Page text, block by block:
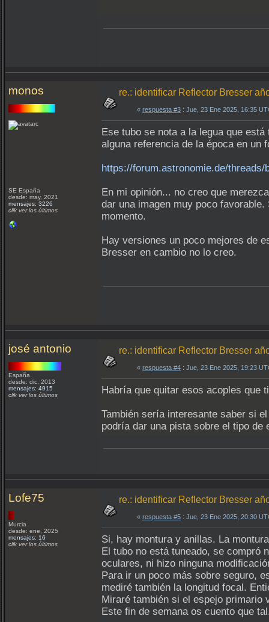
monos
SE España
desde: may, 2021
mensajes: 3226
clik ver los últimos
re.: identificar Reflector Bresser
« respuesta #3 : Jue, 23 Ene 2025, 16:35
Ese tubo se nota a la legua que
alguna referencia de la época en un
https://forum.astronomie.de/threads/
En mi opinión... no creo que
dar una imagen muy poco
momento.
Hay versiones un poco mejores de
Bresser en cambio no lo creo.
josé antonio
España
desde: dic, 2013
mensajes: 4915
clik ver los últimos
re.: identificar Reflector Bresser
« respuesta #4 : Jue, 23 Ene 2025, 19:23
Habría que quitar esos acoples que
También sería interesante saber si
podría dar una pista sobre el tipo
Lofe75
Murcia
desde: ene, 2025
mensajes: 16
clik ver los últimos
re.: identificar Reflector Bresser
« respuesta #5 : Jue, 23 Ene 2025, 20:30
Si, hay montura y anillas. La
El tubo no está tuneado, se compró
oculares, ni hizo ninguna
Para ir un poco más sobre seguro,
mediré también la longitud focal.
Miraré también si el espejo primario
Este fin de semana os cuento que